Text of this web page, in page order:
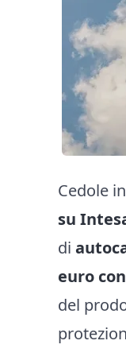
Cedole
su
di
euro
del